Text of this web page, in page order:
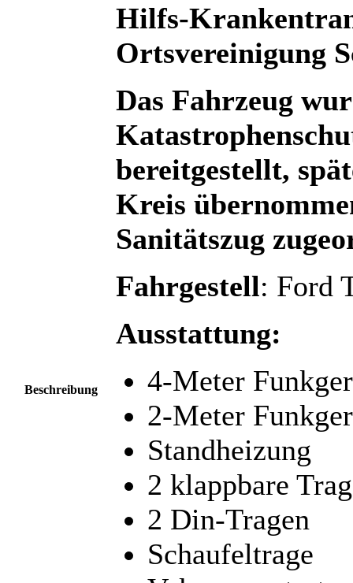
Beschreibung
Hilfs-
Ortsvereinigung
Das Fahrzeug
bereitgestellt,
Kreis
Sanitätszug
Fahrgestell: Ford
Ausstattung:
4-Meter
2-Meter
Standheizung
2 klappbare
2 Din-Tragen
Schaufeltrage